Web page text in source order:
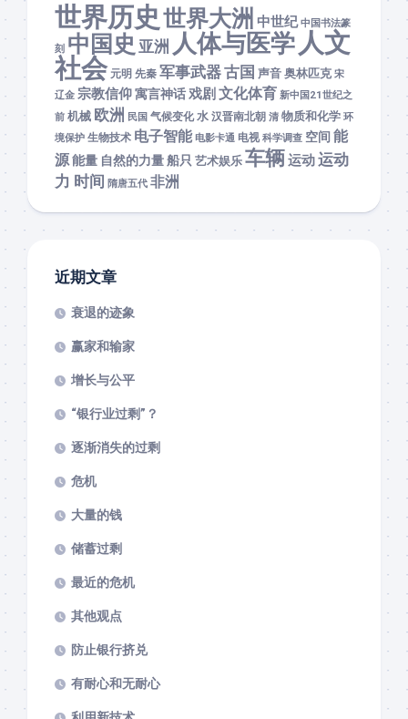
世界历史 世界大洲 中世纪 中国书法篆
刻 中国史 亚洲 人体与医学人文
社会 元明 先秦 军事武器古国 声音 奥林匹克 宋
辽金 宗教信仰寓言神话戏剧 文化体育 新中国21世纪之
前 机械 欧洲 民国 气候变化 水 汉晋南北朝 清 物质和化学 环
境保护 生物技术 电子智能 电影卡通 电视 科学调查 空间 能
源能量 自然的力量船只 艺术娱乐 车辆运动运动
力 时间 隋唐五代 非洲
近期文章
衰退的迹象
赢家和输家
增长与公平
“银行业过剩”？
逐渐消失的过剩
危机
大量的钱
储蓄过剩
最近的危机
其他观点
防止银行挤兑
有耐心和无耐心